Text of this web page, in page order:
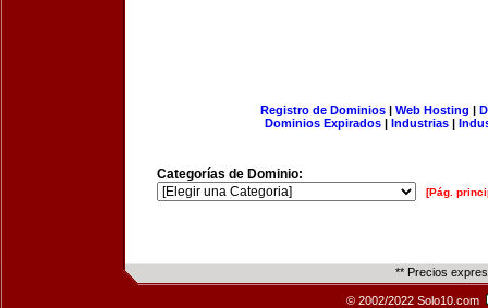
Registro de Dominios| Web Hosting |
Dominios Expirados | Industrias |
Categorías de Dominio:
[Pág.
** Precios
© 2002/2022 Solo10.com